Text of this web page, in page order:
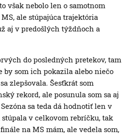
však nebolo len o samotnom
ale stúpajúca trajektória
aj v predošlých týždňoch a
do posledných pretekov, tam
by som ich pokazila alebo niečo
zlepšovala. Šesťkrát som
rekord, ale posunula som sa aj
sa teda dá hodnotiť len v
v celkovom rebríčku, tak
na MS mám, ale vedela som,